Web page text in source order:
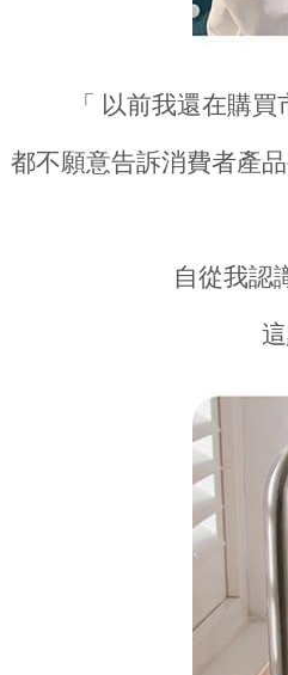
「 以前我還在購
都不願意告訴消費者產
自從我認